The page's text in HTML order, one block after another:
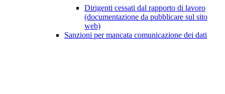
Dirigenti cessati dal rapporto di lavoro
(documentazione da pubblicare sul sito
web)
Sanzioni per mancata comunicazione dei dati